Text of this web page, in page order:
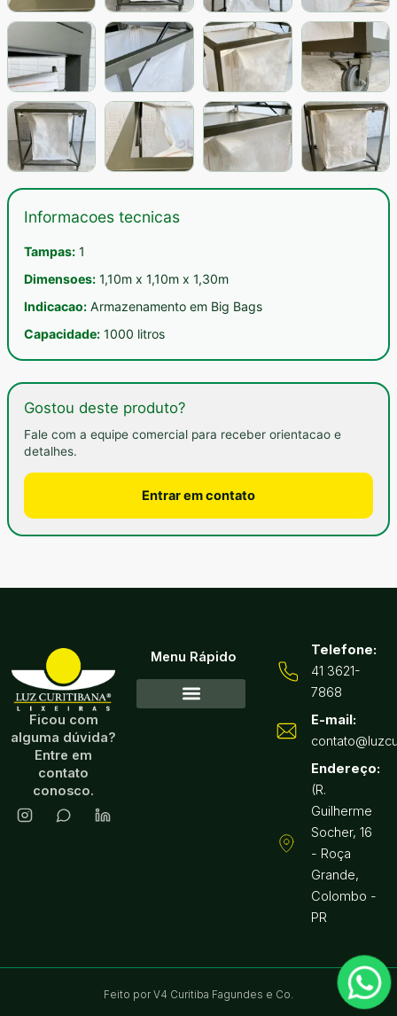
Informacoes tecnicas
Tampas: 1
Dimensoes: 1,10m x 1,10m x 1,30m
Indicacao: Armazenamento em Big Bags
Capacidade: 1000 litros
Gostou deste produto?
Fale com a equipe comercial para receber orientacao e
detalhes.
Entrar em contato
Ficou com
alguma dúvida?
Entre em
contato
conosco.
Menu Rápido
Telefone:
41 3621-
7868
E-mail:
Endereço:
(R.
Guilherme
Socher, 16
- Roça
Grande,
Colombo -
PR
Feito por V4 Curitiba Fagundes e Co.